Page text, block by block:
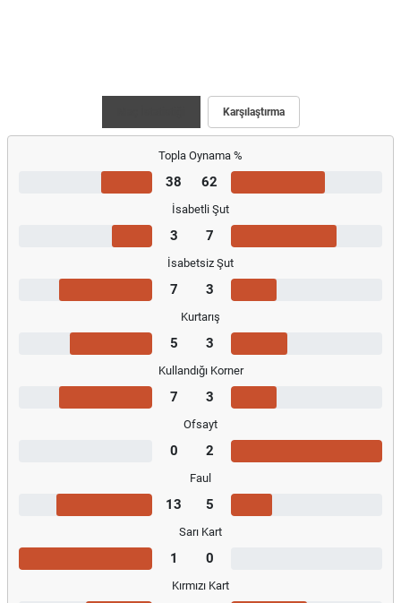
Karşılaştırma
Topla Oynama %
38 62
İsabetli Şut
3 7
İsabetsiz Şut
7 3
Kurtarış
5 3
Kullandığı Korner
7 3
Ofsayt
0 2
Faul
13 5
Sarı Kart
1 0
Kırmızı Kart